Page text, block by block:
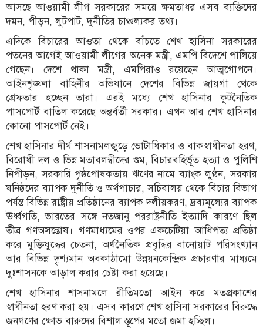
আসছে আওয়ামী লীগ সরকারের সময়ে ক্ষমতাধর এসব ব্যক্তিদের
দমন, পীড়ন, লুটপাট, দুর্নীতির চাঞ্চল্যকর তথ্য।
এদিকে বিচারের আওতা থেকে বাঁচতে শেখ হাসিনা সরকারের
পতনের আগেই আওয়ামী লীগের অনেক মন্ত্রী, এমপি বিদেশে পালিয়ে
গেছেন। দেশে থাকা মন্ত্রী, এমপিরাও রয়েছেন আত্মগোপনে।
আইনশৃঙ্খলা বাহিনীর অভিযানে দেশের বিভিন্ন জায়গা থেকে
গ্রেফতার হচ্ছেন তারা। এরই মধ্যে শেখ হাসিনার কূটনৈতিক
পাসপোর্ট বাতিল করেছে অন্তর্বর্তী সরকার। এখন আর শেখ হাসিনার
কোনো পাসপোর্ট নেই।
শেখ হাসিনার দীর্ঘ শাসনামলজুড়ে ভোটাধিকার ও বাকস্বাধীনতা হরণ,
বিরোধী দল ও ভিন্ন মতাবলম্বীদের গুম, বিচারবহির্ভূত হত্যা ও পুলিশি
নিপীড়ন, সরকারি পৃষ্ঠপোষকতায় ঋণের নামে ব্যাংক লুণ্ঠন, সরকার
ঘনিষ্ঠদের ব্যাপক দুর্নীতি ও অর্থপাচার, সচিবালয় থেকে বিচার বিভাগ
পর্যন্ত বিভিন্ন রাষ্ট্রীয় প্রতিষ্ঠানের ব্যাপক দলীয়করণ, দ্রব্যমূল্যের ব্যাপক
ঊর্ধ্বগতি, ভারতের সঙ্গে নতজানু পররাষ্ট্রনীতি ইত্যাদি কারণে ছিল
তীব্র গণঅসন্তোষ। গণমাধ্যমের ওপর একচেটিয়া আধিপত্য প্রতিষ্ঠা
করে মুক্তিযুদ্ধের চেতনা, অর্থনৈতিক প্রবৃদ্ধির বানোয়াট পরিসংখ্যান
আর বিভিন্ন দৃশ্যমান অবকাঠামো উন্নয়নকেন্দ্রিক প্রচারণার মাধ্যমে
দুঃশাসনকে আড়াল করার চেষ্টা করা হয়েছে।
শেখ হাসিনার শাসনামলে রীতিমতো আইন করে মতপ্রকাশের
স্বাধীনতা হরণ করা হয়। এসব কারণে শেখ হাসিনা সরকারের বিরুদ্ধে
জনগণের ক্ষোভ বারুদের বিশাল স্তূপের মতো জমা হচ্ছিল।